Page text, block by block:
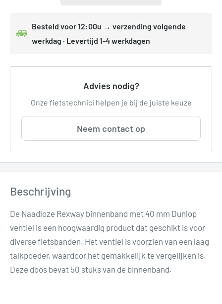
Besteld voor 12:00u → verzending volgende
werkdag · Levertijd 1-4 werkdagen
Advies nodig?
Onze fietstechnici helpen je bij de juiste keuze
Neem contact op
Beschrijving
De Naadloze Rexway binnenband met 40 mm Dunlop
ventiel is een hoogwaardig product dat geschikt is voor
diverse fietsbanden. Het ventiel is voorzien van een laag
talkpoeder, waardoor het gemakkelijk te vergelijken is.
Deze doos bevat 50 stuks van de binnenband.